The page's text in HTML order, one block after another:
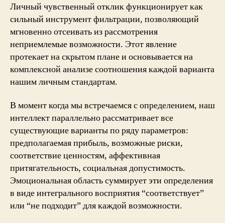
Личный чувственный отклик функционирует как
сильный инструмент фильтрации, позволяющий
мгновенно отсеивать из рассмотрения
неприемлемые возможности. Этот явление
протекает на скрытом плане и основывается на
комплексной анализе соотношения каждой варианта
нашим личным стандартам.
В момент когда мы встречаемся с определением, наш
интеллект параллельно рассматривает все
существующие варианты по ряду параметров:
предполагаемая прибыль, возможные риски,
соответствие ценностям, аффективная
притягательность, социальная допустимость.
Эмоциональная область суммирует эти определения
в виде интегрального восприятия “соответствует”
или “не подходит” для каждой возможности.